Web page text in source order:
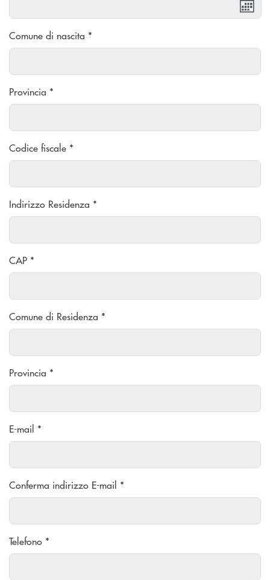
Comune di nascita *
Provincia *
Codice fiscale *
Indirizzo Residenza *
CAP *
Comune di Residenza *
Provincia *
E-mail *
Conferma indirizzo E-mail *
Telefono *